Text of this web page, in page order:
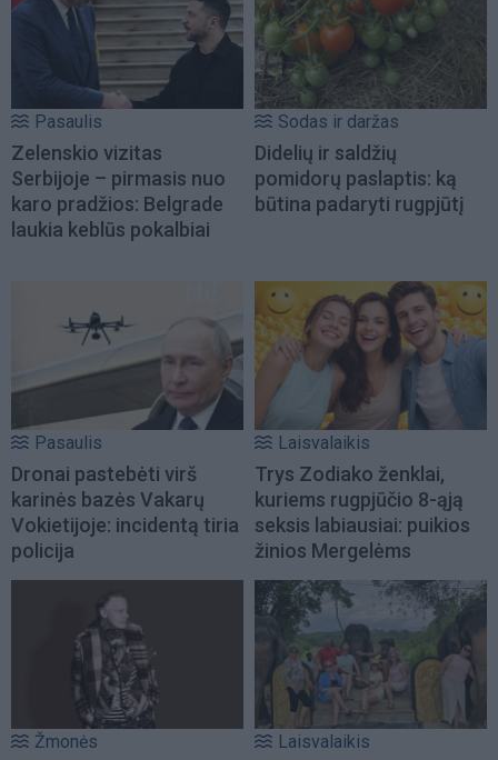
Pasaulis
Zelenskio vizitas
Serbijoje – pirmasis nuo
karo pradžios: Belgrade
laukia keblūs pokalbiai
Sodas ir daržas
Didelių ir saldžių
pomidorų paslaptis: ką
būtina padaryti rugpjūtį
Pasaulis
Dronai pastebėti virš
karinės bazės Vakarų
Vokietijoje: incidentą tiria
policija
Laisvalaikis
Trys Zodiako ženklai,
kuriems rugpjūčio 8-ąją
seksis labiausiai: puikios
žinios Mergelėms
Žmonės Laisvalaikis